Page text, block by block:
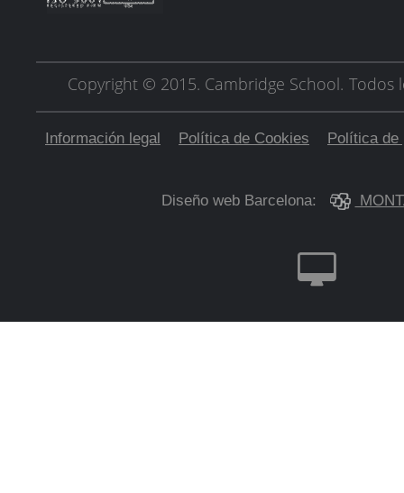
Copyright © 2015. Cambridge School. Todos
Información legal Política de Cookies Política de
Diseño web Barcelona: